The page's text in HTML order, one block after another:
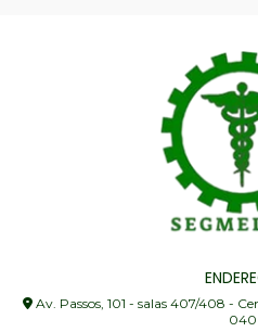
Av. Passos, 101 - salas 407/408 -
040